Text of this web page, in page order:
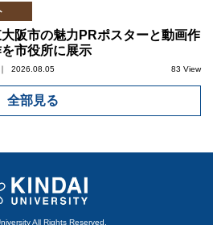
阪市の魅力PRポスターと動画作
市役所に展示
2026.08.05 83 View
全部見る
All Rights Reserved.